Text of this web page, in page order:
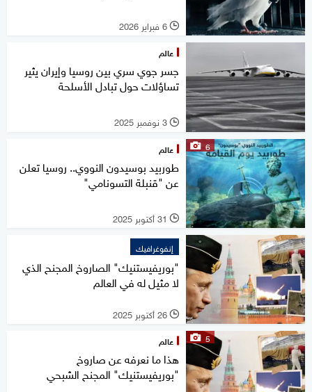
l 6 فبراير 2026
عالم
جسر جوي سري بين روسيا وإيران يثير
تساؤلات حول تبادل الأسلحة
l 3 نوفمبر 2025
6 عالم
طوربيد بوسيدون النووي.. روسيا تعلن
عن "قنبلة التسونامي"
l 31 أكتوبر 2025
إنفوغرافيك
"بوريفيستنيك" الصاروخ المجنح الذي
لا مثيل له في العالم
l 26 أكتوبر 2025
5 عالم
هذا ما نعرفه عن صاروخ
"بوريفيستنيك" المجنح الشبحي